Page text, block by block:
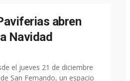
abren
Navidad
el jueves 21 de diciembre
San Fernando, un espacio